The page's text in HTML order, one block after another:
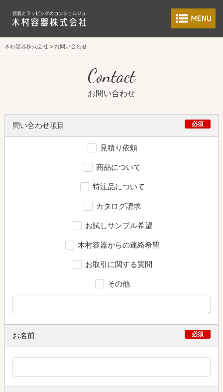
食品包装容器と
木村容器株式会社 お問い合わせ
Contact
お問い合わせ
問い合わせ項目 必須
見積り依頼
商品について
特注品について
カタログ請求
お試しサンプル希望
木村容器からの連絡希望
お取引に関する質問
その他
お名前 必須